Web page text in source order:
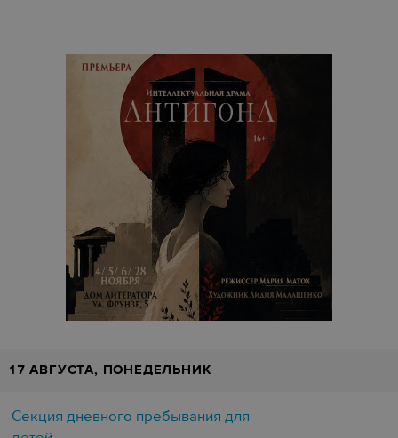
17 АВГУСТА, ПОНЕДЕЛЬНИК
Секция дневного пребывания для